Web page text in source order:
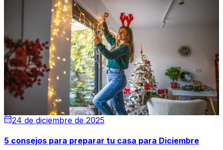
24 de diciembre de 2025
5 consejos para preparar tu casa para Diciembre